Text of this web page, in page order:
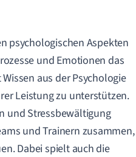
psychologischen Aspekten
und Emotionen das
aus der Psychologie
Leistung zu unterstützen.
und Stressbewältigung
und Trainern zusammen,
Dabei spielt auch die